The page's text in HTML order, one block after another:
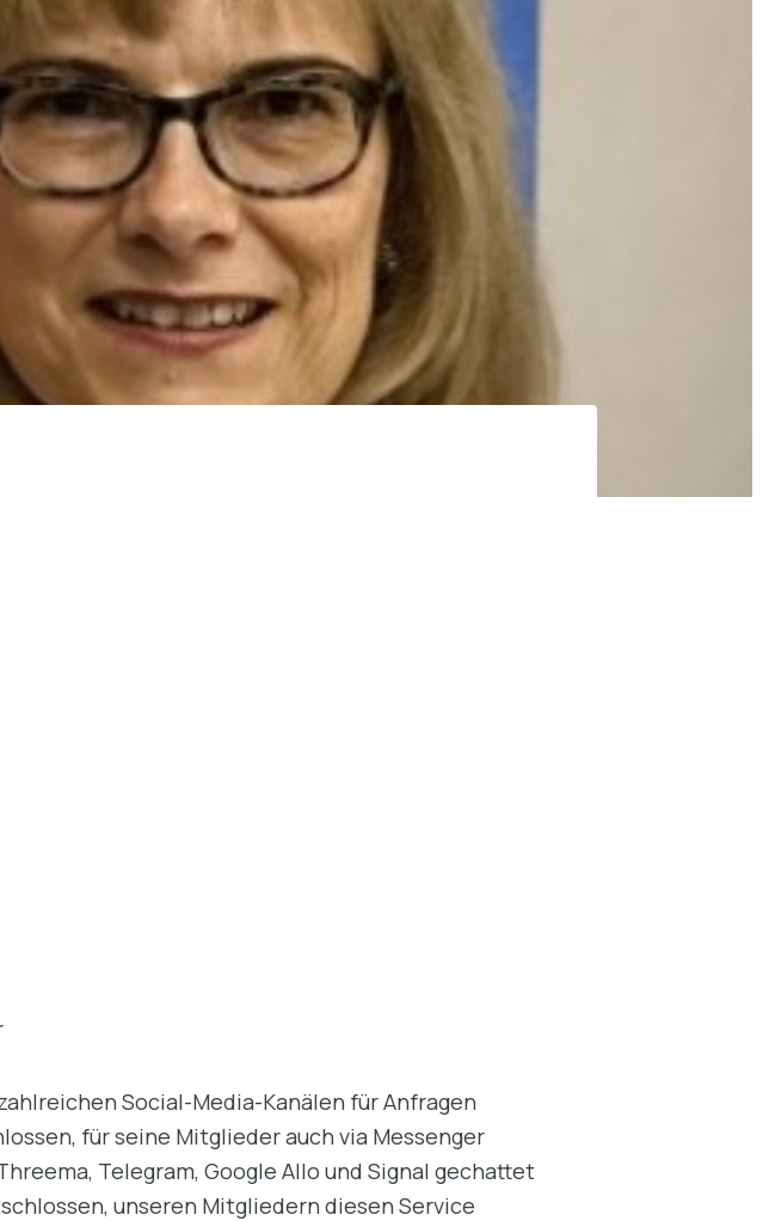
Social-Media-Kanälen für Anfragen
für seine Mitglieder auch via Messenger
Telegram, Google Allo und Signal gechattet
unseren Mitgliedern diesen Service